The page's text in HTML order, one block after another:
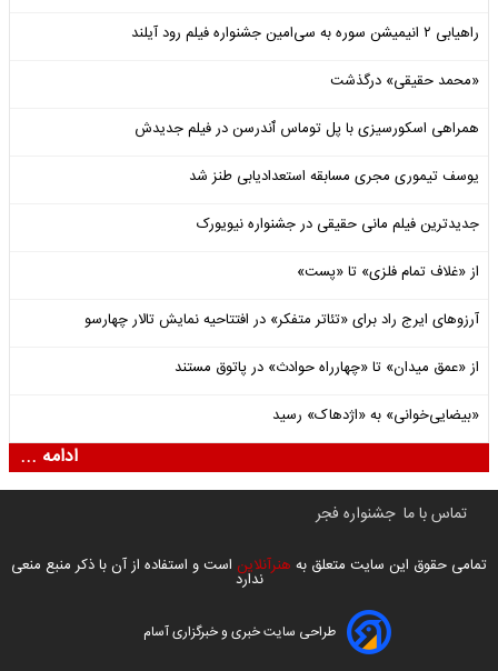
راهیابی ۲ انیمیشن سوره به سی‌امین جشنواره فیلم رود آیلند
«محمد حقیقی» درگذشت
همراهی اسکورسیزی با پل توماس ٱندرسن در فیلم جدیدش
یوسف تیموری مجری مسابقه استعدادیابی طنز شد
جدیدترین فیلم مانی حقیقی در جشنواره نیویورک
از «غلاف تمام فلزی» تا «پست»
آرزوهای ایرج راد برای «تئاتر متفکر» در افتتاحیه نمایش تالار چهارسو
از «عمق میدان» تا «چهارراه حوادث» در پاتوق مستند
«بیضایی‌خوانی» به «اژدهاک» رسید
ادامه ...
تماس با ما جشنواره فجر
تمامی حقوق این سایت متعلق به هنرآنلاین است و استفاده از آن با ذکر منبع منعی
ندارد
طراحی سایت خبری و خبرگزاری آسام